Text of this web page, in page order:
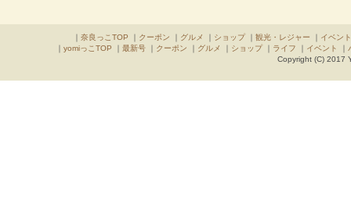
｜ 奈良っこTOP ｜ クーポン ｜ グルメ ｜ ショップ｜ 観光・レジャー ｜ イベント
｜ yomiっこTOP ｜ 最新号｜ クーポン ｜ グルメ ｜ ショップ｜ ライフ ｜ イベント ｜
Copyright (C) 2017